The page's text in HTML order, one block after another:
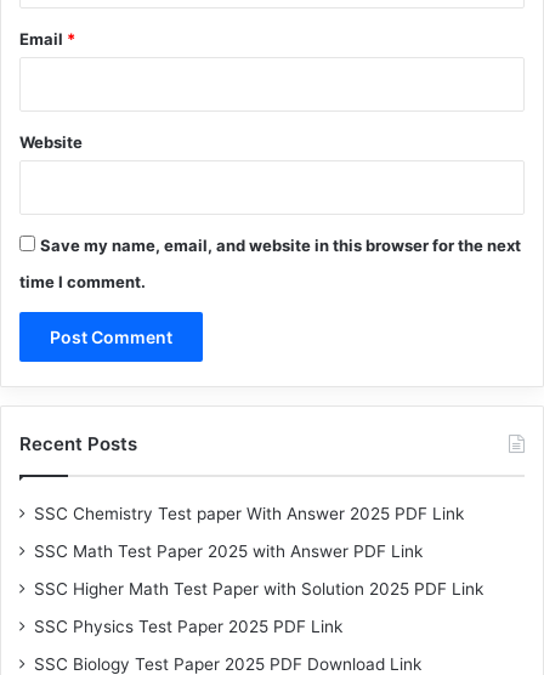
Email *
Website
Save my name, email, and website in this browser for the next
time I comment.
Recent Posts
SSC Chemistry Test paper With Answer 2025 PDF Link
SSC Math Test Paper 2025 with Answer PDF Link
SSC Higher Math Test Paper with Solution 2025 PDF Link
SSC Physics Test Paper 2025 PDF Link
SSC Biology Test Paper 2025 PDF Download Link